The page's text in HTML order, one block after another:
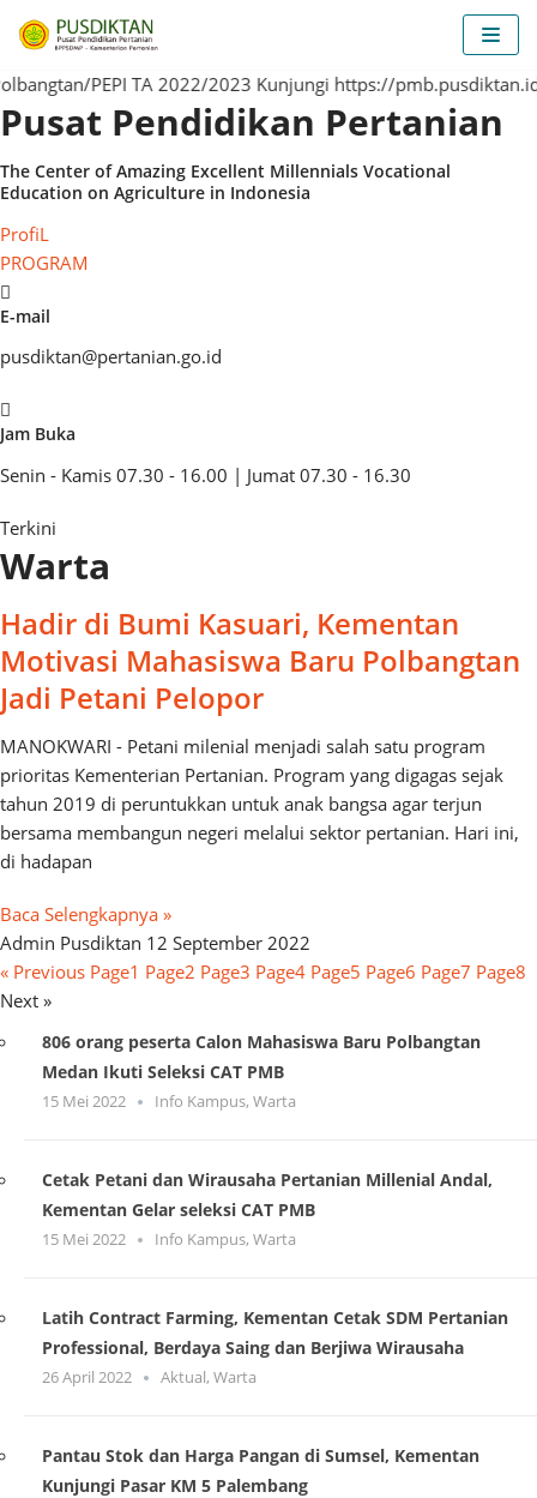
Lompat
ke
konten
- Penerimaan Mahasiswa Baru Polbangtan/PEPI TA 2022/2023 Kunjungi https://pmb.pusdiktan.id/ -
Pusat Pendidikan Pertanian
The Center of Amazing Excellent Millennials Vocational
Education on Agriculture in Indonesia
ProfiL
PROGRAM
E-mail
pusdiktan@pertanian.go.id
Jam Buka
Senin - Kamis 07.30 - 16.00 | Jumat 07.30 - 16.30
Terkini
Warta
Hadir di Bumi Kasuari, Kementan
Motivasi Mahasiswa Baru Polbangtan
Jadi Petani Pelopor
MANOKWARI - Petani milenial menjadi salah satu program
prioritas Kementerian Pertanian. Program yang digagas sejak
tahun 2019 di peruntukkan untuk anak bangsa agar terjun
bersama membangun negeri melalui sektor pertanian. Hari ini,
di hadapan
Baca Selengkapnya »
Admin Pusdiktan 12 September 2022
« Previous Page1 Page2 Page3 Page4 Page5 Page6 Page7 Page8
Next »
806 orang peserta Calon Mahasiswa Baru Polbangtan
Medan Ikuti Seleksi CAT PMB
15 Mei 2022 Info Kampus, Warta
Cetak Petani dan Wirausaha Pertanian Millenial Andal,
Kementan Gelar seleksi CAT PMB
15 Mei 2022 Info Kampus, Warta
Latih Contract Farming, Kementan Cetak SDM Pertanian
Professional, Berdaya Saing dan Berjiwa Wirausaha
26 April 2022 Aktual, Warta
Pantau Stok dan Harga Pangan di Sumsel, Kementan
Kunjungi Pasar KM 5 Palembang